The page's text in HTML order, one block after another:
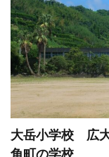
大岳小学校 広
角町の学校